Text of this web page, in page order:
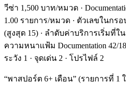
วีซ่า 1,500 บาท/หมวด ·
1.00 รายการ/หมวด · ตัวเลขในกร
(สูงสุด 15) · ลำดับค่าบริการเริ่มที่ใน
ความหนาแฟ้ม Documentation 42/
ระวัง 1 · จุดเด่น 2 · โปรไฟล์ 2
“พาสปอร์ต 6+ เดือน” (รายการที่ 1